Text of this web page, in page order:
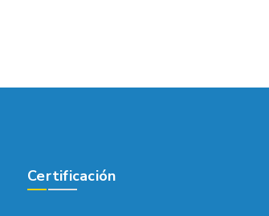
Certificación